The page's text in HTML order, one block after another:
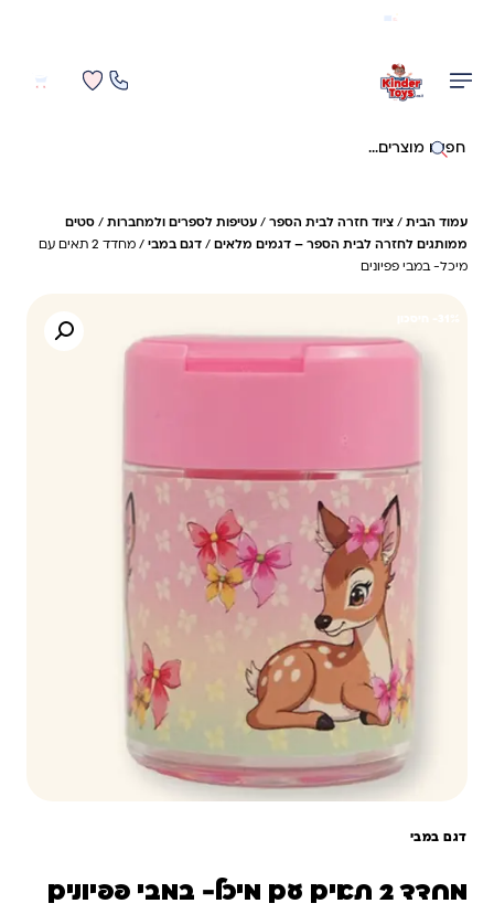
חיפוש באתר
עמוד הבית / ציוד חזרה לבית הספר / עטיפות לספרים ולמחברות / סטים
ממותגים לחזרה לבית הספר – דגמים מלאים / דגם במבי
/ מחדד 2 תאים עם
מיכל- במבי פפיונים
דגם במבי
מחדד 2 תאים עם מיכל- במבי פפיונים